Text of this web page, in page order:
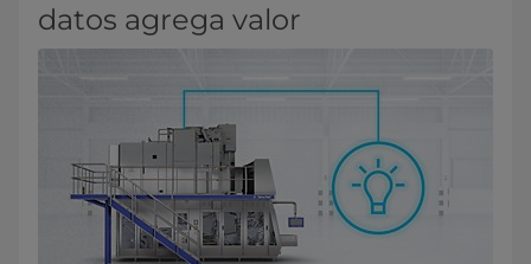
datos agrega valor